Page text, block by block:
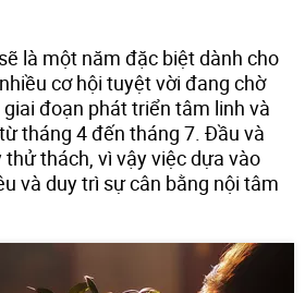
là một năm đặc biệt dành cho
cơ hội tuyệt vời đang chờ
đoạn phát triển tâm linh và
tháng 4 đến tháng 7. Đầu và
thách, vì vậy việc dựa vào
và duy trì sự cân bằng nội tâm